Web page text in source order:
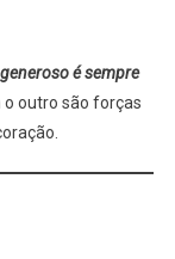
é sempre
outro são forças